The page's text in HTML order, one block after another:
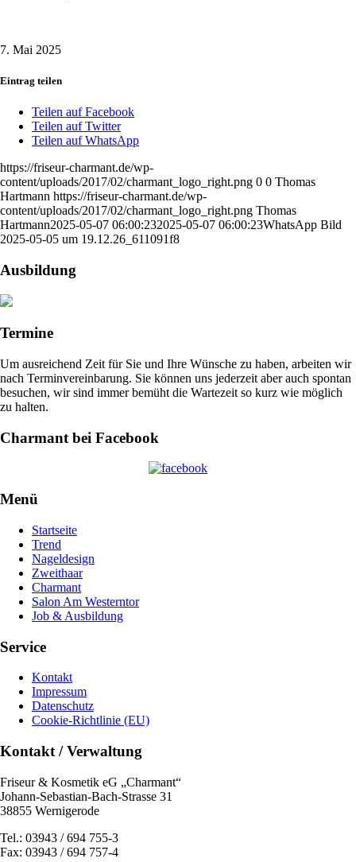
7. Mai 2025
Eintrag teilen
Teilen auf Facebook
Teilen auf Twitter
Teilen auf WhatsApp
https://friseur-charmant.de/wp-
content/uploads/2017/02/charmant_logo_right.png 0 0 Thomas
Hartmann https://friseur-charmant.de/wp-
content/uploads/2017/02/charmant_logo_right.png Thomas
Hartmann2025-05-07 06:00:232025-05-07 06:00:23WhatsApp Bild
2025-05-05 um 19.12.26_611091f8
Ausbildung
Termine
Um ausreichend Zeit für Sie und Ihre Wünsche zu haben, arbeiten wir
nach Terminvereinbarung. Sie können uns jederzeit aber auch spontan
besuchen, wir sind immer bemüht die Wartezeit so kurz wie möglich
zu halten.
Charmant bei Facebook
Menü
Startseite
Trend
Nageldesign
Zweithaar
Charmant
Salon Am Westerntor
Job & Ausbildung
Service
Kontakt
Impressum
Datenschutz
Cookie-Richtlinie (EU)
Kontakt / Verwaltung
Friseur & Kosmetik eG „Charmant“
Johann-Sebastian-Bach-Strasse 31
38855 Wernigerode
Tel.: 03943 / 694 755-3
Fax: 03943 / 694 757-4